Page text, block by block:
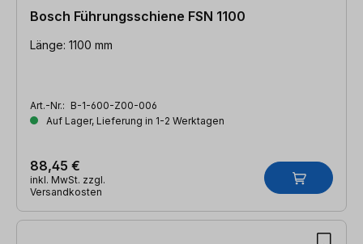
Bosch Führungsschiene FSN 1100
Länge: 1100 mm
Art.-Nr.: B-1-600-Z00-006
Auf Lager, Lieferung in 1-2 Werktagen
88,45 €
inkl. MwSt. zzgl.
Versandkosten